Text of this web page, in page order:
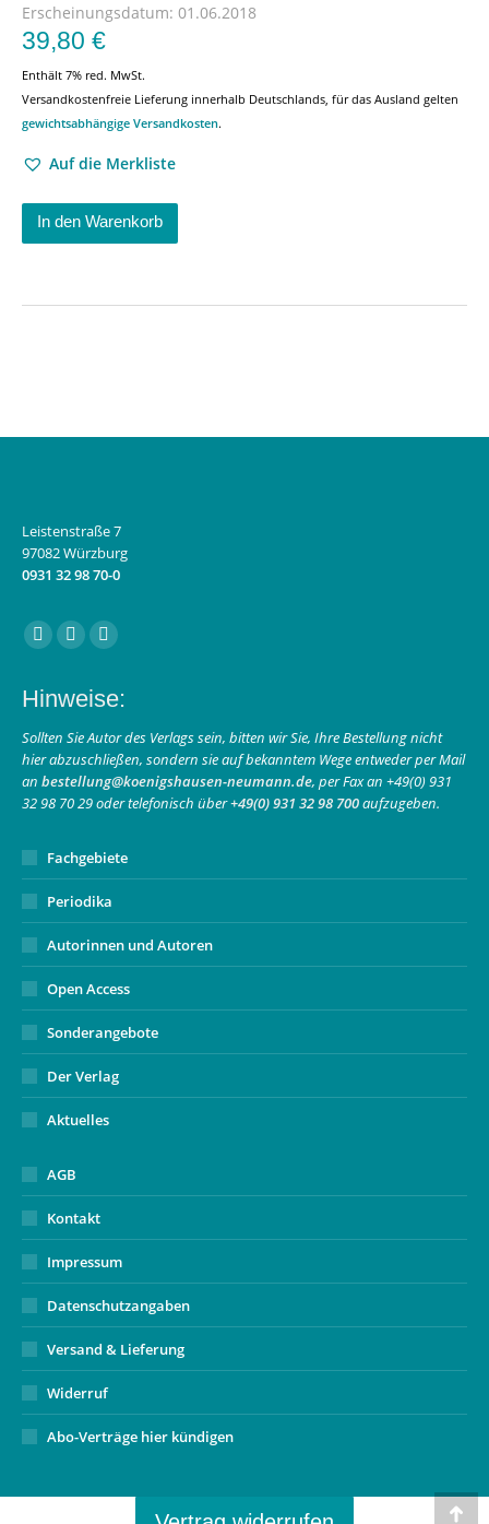
Erscheinungsdatum: 01.06.2018
39,80 €
Enthält 7% red. MwSt.
Versandkostenfreie Lieferung innerhalb Deutschlands, für das Ausland gelten
gewichtsabhängige Versandkosten.
Auf die Merkliste
In den Warenkorb
Leistenstraße 7
97082 Würzburg
0931 32 98 70-0
Finden Sie uns auf:
Facebook
opens
in
new
window
Instagram
opens
in
new
window
E-
page
opens
in
new
window
Hinweise:
Sollten Sie Autor des Verlags sein, bitten wir Sie, Ihre Bestellung nicht
hier abzuschließen, sondern sie auf bekanntem Wege entweder per Mail
an bestellung@koenigshausen-neumann.de, per Fax an +49(0) 931
32 98 70 29 oder telefonisch über+49(0) 931 32 98 700aufzugeben.
Fachgebiete
Periodika
Autorinnen und Autoren
Open Access
Sonderangebote
Der Verlag
Aktuelles
AGB
Kontakt
Impressum
Datenschutzangaben
Versand & Lieferung
Widerruf
Abo-Verträge hier kündigen